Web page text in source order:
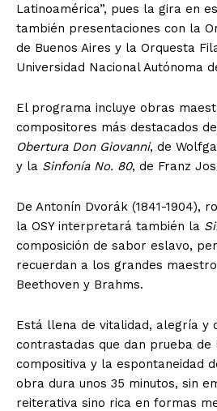
Latinoamérica”, pues la gira en
también presentaciones con la
de Buenos Aires y la Orquesta
Universidad Nacional Autónoma
El programa incluye obras
compositores más destacados
Obertura Don Giovanni, de
y la Sinfonía No. 80, de Franz
De Antonín Dvorák (1841-1904),
la OSY interpretará también la
composición de sabor eslavo,
recuerdan a los grandes
Beethoven y Brahms.
Está llena de vitalidad, alegría y
contrastadas que dan prueba de
compositiva y la espontaneidad
obra dura unos 35 minutos, sin
reiterativa sino rica en formas